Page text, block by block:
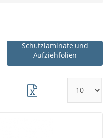
Schutzlaminate und
Aufziehfolien